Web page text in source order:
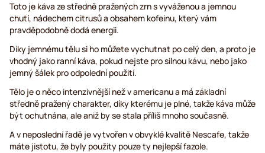
Toto je káva ze středně pražených zrn s vyváženou a jemnou
chutí, nádechem citrusů a obsahem kofeinu, který vám
pravděpodobně dodá energii.
Díky jemnému tělu si ho můžete vychutnat po celý den, a proto je
vhodný jako ranní káva, pokud nejste pro silnou kávu, nebo jako
jemný šálek pro odpolední použití.
Tělo je o něco intenzivnější než v americanu a má základní
středně pražený charakter, díky kterému je plné, takže káva může
být ochutnána, ale aniž by se stala příliš mnoho současně.
A v neposlední řadě je vytvořen v obvyklé kvalitě Nescafe, takže
máte jistotu, že byly použity pouze ty nejlepší fazole.